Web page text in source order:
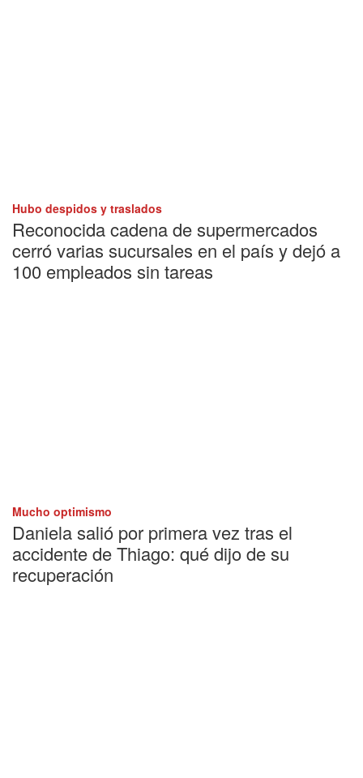
Hubo despidos y traslados
Reconocida cadena de supermercados
cerró varias sucursales en el país y dejó a
100 empleados sin tareas
Mucho optimismo
Daniela salió por primera vez tras el
accidente de Thiago: qué dijo de su
recuperación